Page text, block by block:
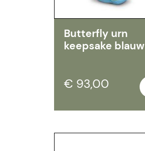
Butterfly urn
keepsake blauw
€ 93,00